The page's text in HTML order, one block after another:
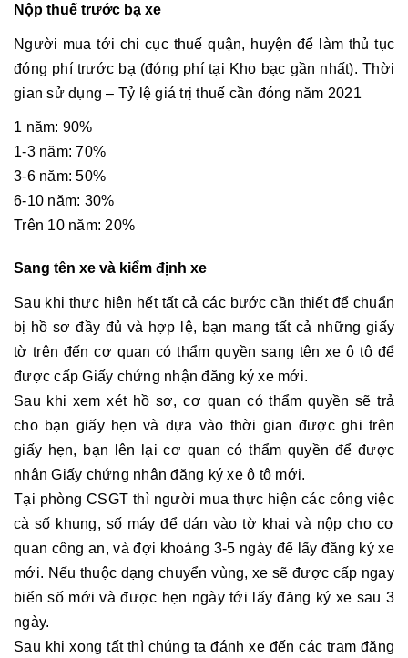
Nộp thuế trước bạ xe
Người mua tới chi cục thuế quận, huyện để làm thủ tục
đóng phí trước bạ (đóng phí tại Kho bạc gần nhất). Thời
gian sử dụng – Tỷ lệ giá trị thuế cần đóng năm 2021
1 năm: 90%
1-3 năm: 70%
3-6 năm: 50%
6-10 năm: 30%
Trên 10 năm: 20%
Sang tên xe và kiểm định xe
Sau khi thực hiện hết tất cả các bước cần thiết để chuẩn
bị hồ sơ đầy đủ và hợp lệ, bạn mang tất cả những giấy
tờ trên đến cơ quan có thẩm quyềnsang tên xe ô tôđể
được cấp Giấy chứng nhận đăng ký xe mới.
Sau khi xem xét hồ sơ, cơ quan có thẩm quyền sẽ trả
cho bạn giấy hẹn và dựa vào thời gian được ghi trên
giấy hẹn, bạn lên lại cơ quan có thẩm quyền để được
nhận Giấy chứng nhận đăng ký xe ô tô mới.
Tại phòng CSGT thì người mua thực hiện các công việc
cà số khung, số máy để dán vào tờ khai và nộp cho cơ
quan công an, và đợi khoảng 3-5 ngày để lấy đăng ký xe
mới. Nếu thuộc dạng chuyển vùng, xe sẽ được cấp ngay
biển số mới và được hẹn ngày tới lấy đăng ký xe sau 3
ngày.
Sau khi xong tất thì chúng ta đánh xe đến các trạm đăng